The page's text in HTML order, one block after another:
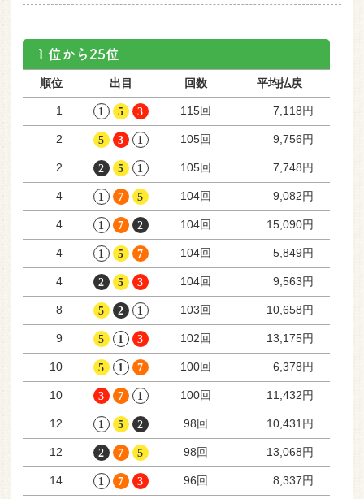
１位から25位
順位 出目 回数 平均払戻
1 115回 7,118円
2 105回 9,756円
2 105回 7,748円
4 104回 9,082円
4 104回 15,090円
4 104回 5,849円
4 104回 9,563円
8 103回 10,658円
9 102回 13,175円
10 100回 6,378円
10 100回 11,432円
12 98回 10,431円
12 98回 13,068円
14 96回 8,337円